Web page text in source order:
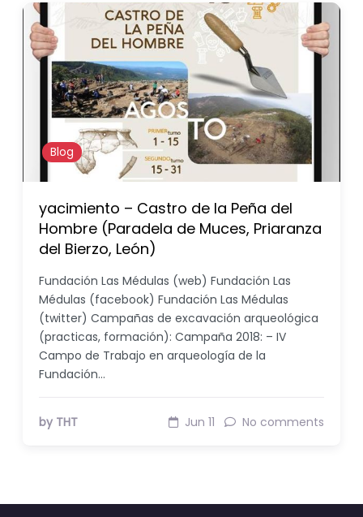
Blog
yacimiento – Castro de la Peña del
Hombre (Paradela de Muces, Priaranza
del Bierzo, León)
Fundación Las Médulas (web) Fundación Las
Médulas (facebook) Fundación Las Médulas
(twitter) Campañas de excavación arqueológica
(practicas, formación): Campaña 2018: – IV
Campo de Trabajo en arqueología de la
Fundación…
by THT Jun 11 No comments